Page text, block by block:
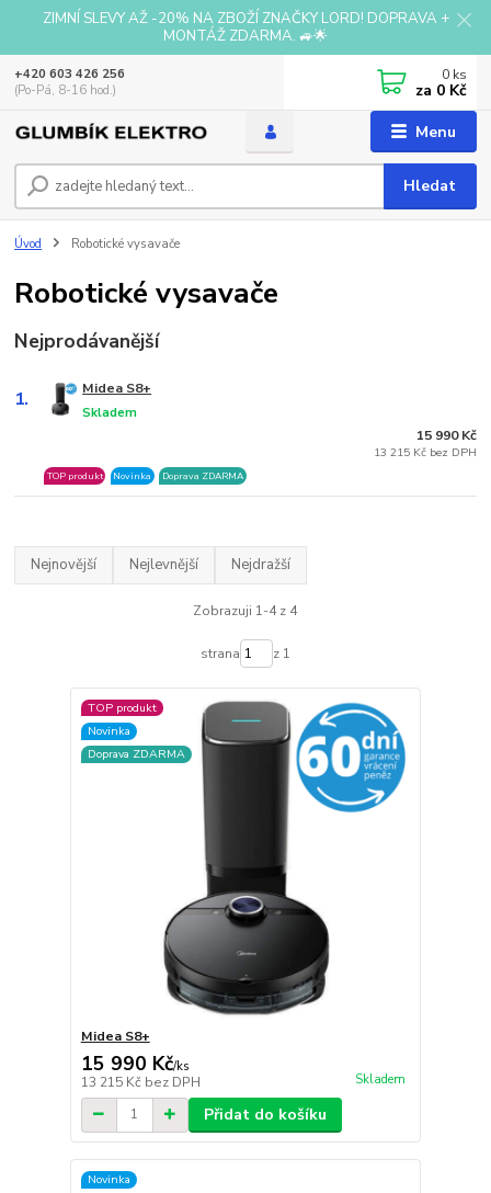
ZIMNÍ SLEVY AŽ -20% NA ZBOŽÍ ZNAČKY LORD! DOPRAVA +
MONTÁŽ ZDARMA. 🚙🌟
Menu
Hledat
+420 603 426 256
(Po-Pá, 8-16 hod.)
0 ks
za 0 Kč
Úvod Robotické vysavače
Robotické vysavače
Nejprodávanější
1. Midea S8+
Skladem
TOP produkt Novinka Doprava ZDARMA
15 990 Kč
13 215 Kč bez DPH
Nejnovější Nejlevnější Nejdražší
Zobrazuji 1-4 z 4
strana z 1
TOP produkt
Novinka
Doprava ZDARMA
Midea S8+
15 990 Kč/ks
13 215 Kč bez DPH Skladem
Přidat do košíku
Novinka